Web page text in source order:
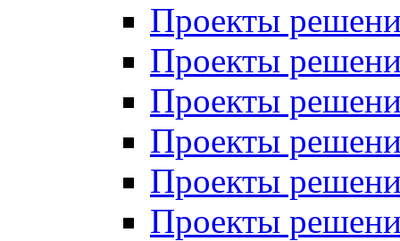
Проекты
Проекты
Проекты
Проекты
Проекты
Проекты